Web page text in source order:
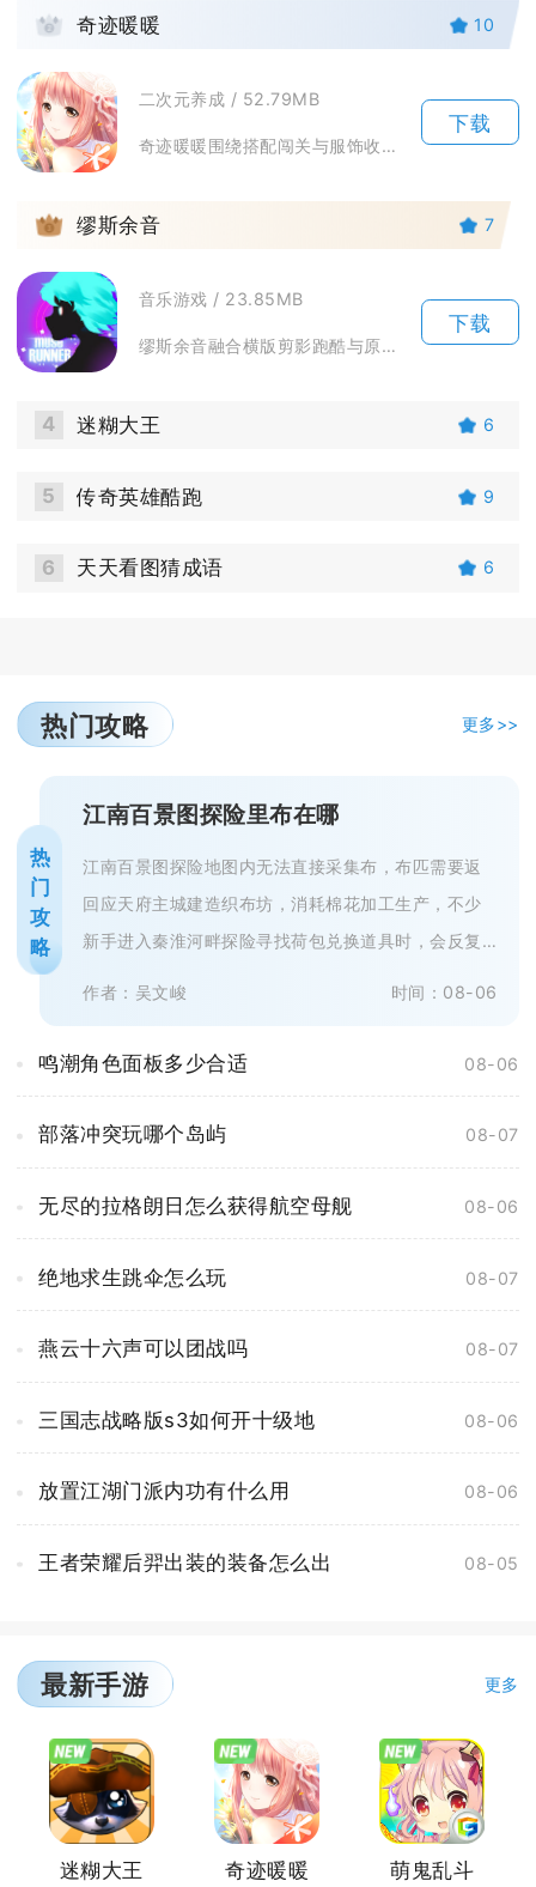
2 奇迹暖暖 10
二次元养成 / 52.79MB
奇迹暖暖围绕搭配闯关与服饰收集展开长线养成游玩，玩家化身搭配师，跟随暖暖游历奇迹大陆七大国...
下载
3 缪斯余音 7
音乐游戏 / 23.85MB
缪斯余音融合横版剪影跑酷与原创电音节奏玩法，玩家操控剪影音灵跟随乐曲节拍完成闪避行进，每一...
下载
4 迷糊大王 6
5 传奇英雄酷跑 9
6 天天看图猜成语 6
热门攻略 更多>>
热
门
攻
略
江南百景图探险里布在哪
江南百景图探险地图内无法直接采集布，布匹需要返
回应天府主城建造织布坊，消耗棉花加工生产，不少
新手进入秦淮河畔探险寻找荷包兑换道具时，会反复
作者：吴文峻 时间：08-06
鸣潮角色面板多少合适 08-06
部落冲突玩哪个岛屿 08-07
无尽的拉格朗日怎么获得航空母舰 08-06
绝地求生跳伞怎么玩 08-07
燕云十六声可以团战吗 08-07
三国志战略版s3如何开十级地 08-06
放置江湖门派内功有什么用 08-06
王者荣耀后羿出装的装备怎么出 08-05
最新手游 更多
迷糊大王 奇迹暖暖 萌鬼乱斗